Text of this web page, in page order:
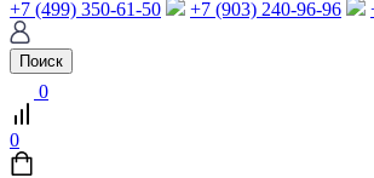
+7 (499) 350-61-50 +7 (903) 240-96-96
Поиск
0
0